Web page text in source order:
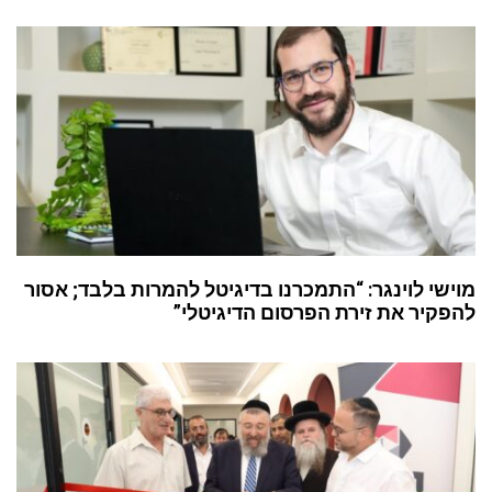
מוישי לוינגר: “התמכרנו בדיגיטל להמרות בלבד; אסור
להפקיר את זירת הפרסום הדיגיטלי”